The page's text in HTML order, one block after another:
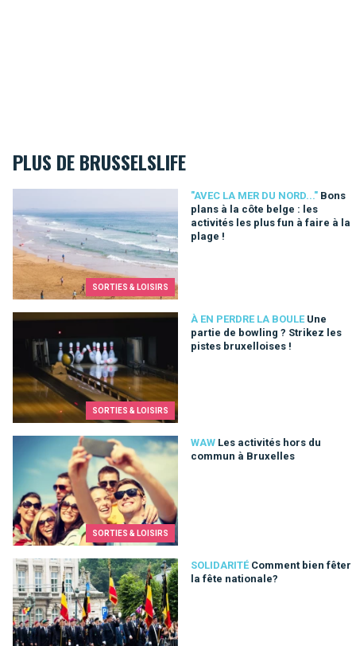
PLUS DE BRUSSELSLIFE
SORTIES & LOISIRS
"AVEC LA MER DU NORD..." Bons
plans à la côte belge : les
activités les plus fun à faire à la
plage !
Bons plans à la côte belge : les activités les plus fun à faire
SORTIES & LOISIRS
À EN PERDRE LA BOULE Une
partie de bowling ? Strikez les
pistes bruxelloises !
Une partie de bowling ? Strikez les pistes bruxelloises !
SORTIES & LOISIRS
WAW Les activités hors du
commun à Bruxelles
Les activités hors du commun à Bruxelles
SOLIDARITÉ Comment bien fêter
la fête nationale?
Comment bien fêter la fête nationale?